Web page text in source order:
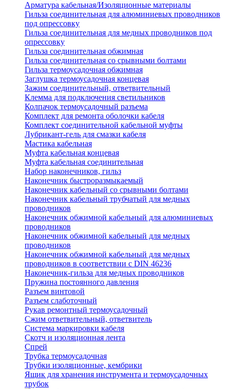
Арматура кабельная/Изоляционные материалы
Гильза соединительная для алюминиевых проводников
под опрессовку
Гильза соединительная для медных проводников под
опрессовку
Гильза соединительная обжимная
Гильза соединительная со срывными болтами
Гильза термоусадочная обжимная
Заглушка термоусадочная концевая
Зажим соединительный, ответвительный
Клемма для подключения светильников
Колпачок термоусадочный разъема
Комплект для ремонта оболочки кабеля
Комплект соединительной кабельной муфты
Лубрикант-гель для смазки кабеля
Мастика кабельная
Муфта кабельная концевая
Муфта кабельная соединительная
Набор наконечников, гильз
Наконечник быстроразмыкаемый
Наконечник кабельный со срывными болтами
Наконечник кабельный трубчатый для медных
проводников
Наконечник обжимной кабельный для алюминиевых
проводников
Наконечник обжимной кабельный для медных
проводников
Наконечник обжимной кабельный для медных
проводников в соответствии с DIN 46236
Наконечник-гильза для медных проводников
Пружина постоянного давления
Разъем винтовой
Разъем слаботочный
Рукав ремонтный термоусадочный
Сжим ответвительный, ответвитель
Система маркировки кабеля
Скотч и изоляционная лента
Спрей
Трубка термоусадочная
Трубки изоляционные, кембрики
Ящик для хранения инструмента и термоусадочных
трубок